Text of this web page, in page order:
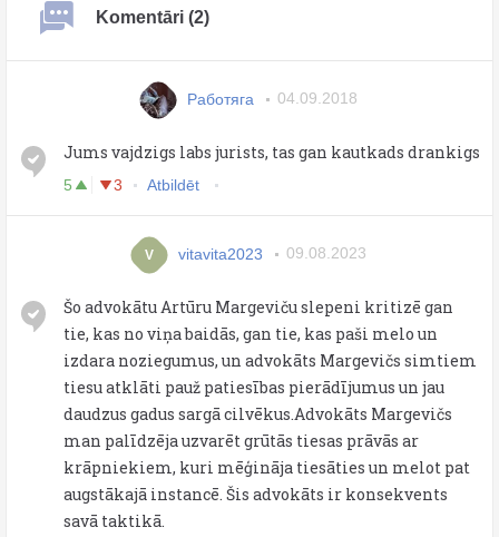
Komentāri (2)
Работяга 04.09.2018
Jums vajdzigs labs jurists, tas gan kautkads drankigs
5 3 Atbildēt
V vitavita2023 09.08.2023
Šo advokātu Artūru Margeviču slepeni kritizē gan
tie, kas no viņa baidās, gan tie, kas paši melo un
izdara noziegumus, un advokāts Margevičs simtiem
tiesu atklāti pauž patiesības pierādījumus un jau
daudzus gadus sargā cilvēkus.Advokāts Margevičs
man palīdzēja uzvarēt grūtās tiesas prāvās ar
krāpniekiem, kuri mēģināja tiesāties un melot pat
augstākajā instancē. Šis advokāts ir konsekvents
savā taktikā.